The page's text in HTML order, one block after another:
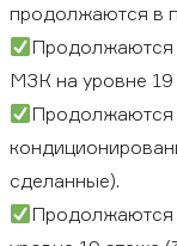
продолжаются в
Продолжаются
МЗК на уровне
Продолжаются
сделанные).
Продолжаются